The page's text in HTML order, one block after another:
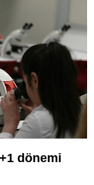
dönemi